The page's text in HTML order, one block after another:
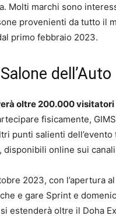
Molti marchi sono
provenienti da tutto il
primo febbraio 2023.
dell’Auto
oltre 200.000 visitatori
fisicamente,
punti salienti
disponibili online sui
2023, con l’apertura
e gare Sprint e
estenderà oltre il Doha